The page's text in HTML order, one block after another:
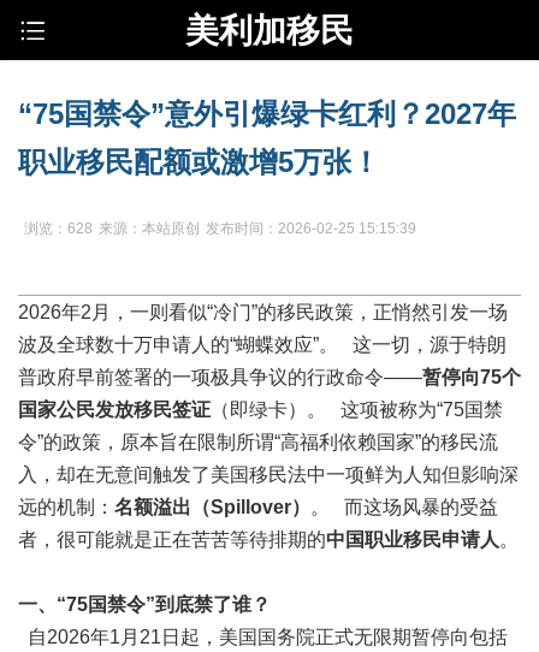
美利加移民
“75国禁令”意外引爆绿卡红利？2027年
职业移民配额或激增5万张！
浏览：628 来源：本站原创 发布时间：2026-02-25 15:15:39
2026年2月，一则看似“冷门”的移民政策，正悄然引发一场
波及全球数十万申请人的“蝴蝶效应”。 这一切，源于特朗
普政府早前签署的一项极具争议的行政命令——暂停向75个
国家公民发放移民签证 （即绿卡）。 这项被称为“75国禁
令”的政策，原本旨在限制所谓“高福利依赖国家”的移民流
入，却在无意间触发了美国移民法中一项鲜为人知但影响深
远的机制： 名额溢出（Spillover）
。 而这场风暴的受益
者，很可能就是正在苦苦等待排期的中国职业移民申请人 。
一、“75国禁令”到底禁了谁？
自2026年1月21日起，美国国务院正式无限期暂停向包括